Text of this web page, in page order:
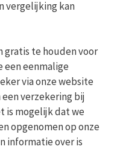
vergelijking kan
gratis te houden voor
een eenmalige
via onze website
verzekering bij
is mogelijk dat we
opgenomen op onze
informatie over is